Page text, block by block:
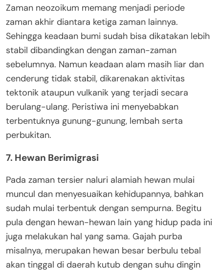
Zaman neozoikum memang menjadi periode
zaman akhir diantara ketiga zaman lainnya.
Sehingga keadaan bumi sudah bisa dikatakan lebih
stabil dibandingkan dengan zaman-zaman
sebelumnya. Namun keadaan alam masih liar dan
cenderung tidak stabil, dikarenakan aktivitas
tektonik ataupun vulkanik yang terjadi secara
berulang-ulang. Peristiwa ini menyebabkan
terbentuknya gunung-gunung, lembah serta
perbukitan.
7. Hewan Berimigrasi
Pada zaman tersier naluri alamiah hewan mulai
muncul dan menyesuaikan kehidupannya, bahkan
sudah mulai terbentuk dengan sempurna. Begitu
pula dengan hewan-hewan lain yang hidup pada ini
juga melakukan hal yang sama. Gajah purba
misalnya, merupakan hewan besar berbulu tebal
akan tinggal di daerah kutub dengan suhu dingin